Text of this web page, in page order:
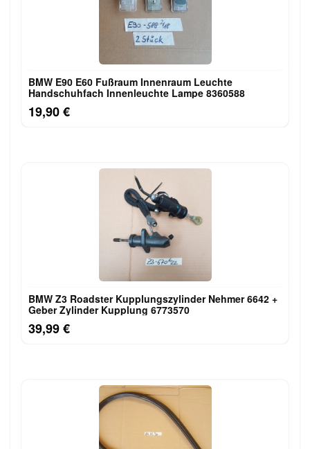
BMW E90 E60 Fußraum Innenraum Leuchte
Handschuhfach Innenleuchte Lampe 8360588
19,90 €
BMW Z3 Roadster Kupplungszylinder Nehmer 6642 +
Geber Zylinder Kupplung 6773570
39,99 €